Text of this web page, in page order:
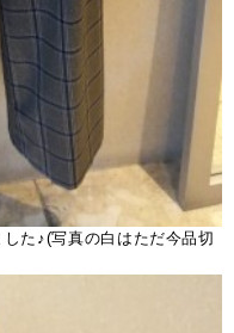
た♪(写真の白はただ今品切